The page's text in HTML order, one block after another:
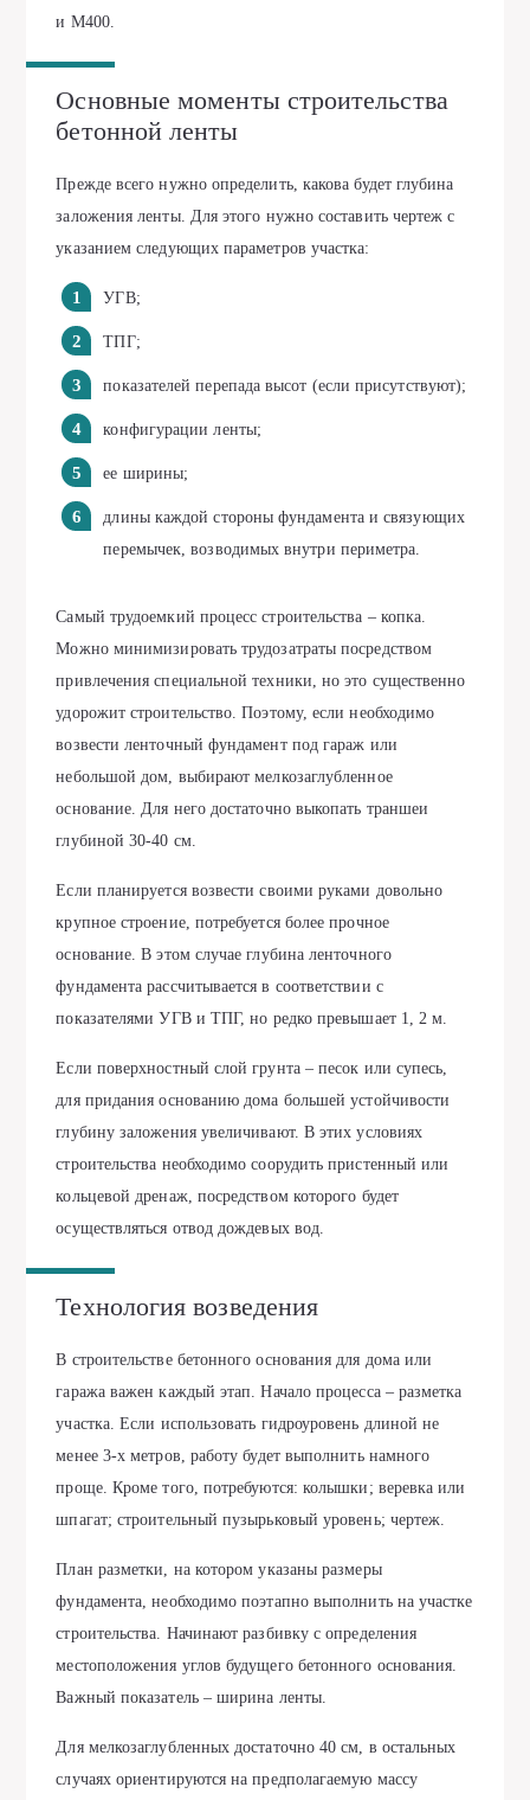
и М400.
Основные моменты строительства
бетонной ленты
Прежде всего нужно определить, какова будет глубина
заложения ленты. Для этого нужно составить чертеж с
указанием следующих параметров участка:
УГВ;
ТПГ;
показателей перепада высот (если присутствуют);
конфигурации ленты;
ее ширины;
длины каждой стороны фундамента и связующих
перемычек, возводимых внутри периметра.
Самый трудоемкий процесс строительства – копка.
Можно минимизировать трудозатраты посредством
привлечения специальной техники, но это существенно
удорожит строительство. Поэтому, если необходимо
возвести ленточный фундамент под гараж или
небольшой дом, выбирают мелкозаглубленное
основание. Для него достаточно выкопать траншеи
глубиной 30-40 см.
Если планируется возвести своими руками довольно
крупное строение, потребуется более прочное
основание. В этом случае глубина ленточного
фундамента рассчитывается в соответствии с
показателями УГВ и ТПГ, но редко превышает 1, 2 м.
Если поверхностный слой грунта – песок или супесь,
для придания основанию дома большей устойчивости
глубину заложения увеличивают. В этих условиях
строительства необходимо соорудить пристенный или
кольцевой дренаж, посредством которого будет
осуществляться отвод дождевых вод.
Технология возведения
В строительстве бетонного основания для дома или
гаража важен каждый этап. Начало процесса – разметка
участка. Если использовать гидроуровень длиной не
менее 3-х метров, работу будет выполнить намного
проще. Кроме того, потребуются: колышки; веревка или
шпагат; строительный пузырьковый уровень; чертеж.
План разметки, на котором указаны размеры
фундамента, необходимо поэтапно выполнить на участке
строительства. Начинают разбивку с определения
местоположения углов будущего бетонного основания.
Важный показатель – ширина ленты.
Для мелкозаглубленных достаточно 40 см, в остальных
случаях ориентируются на предполагаемую массу